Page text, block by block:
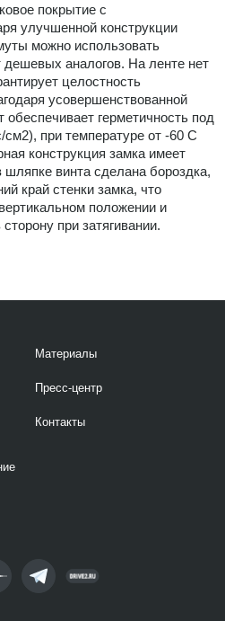
покрытие с
улучшенной конструкции
можно использовать
дешевых аналогов. На ленте нет
целостность
усовершенствованной
обеспечивает герметичность под
при температуре от -60 С
конструкция замка имеет
винта сделана бороздка,
край стенки замка, что
положении и
при затягивании.
Материалы
Пресс-центр
Контакты